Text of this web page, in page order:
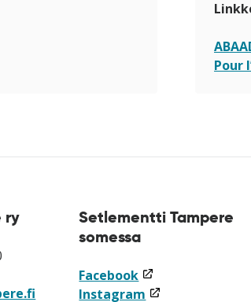
Pour
ry
Setlementti Tampere
somessa
Facebook(linkki
avataan
Instagram (linkki